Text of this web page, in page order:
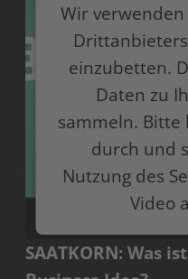
Wir verwenden
einzubetten.
Daten zu
sammeln. Bitte
durch und
Nutzung des
Video
Mehr
SAATKORN: Was